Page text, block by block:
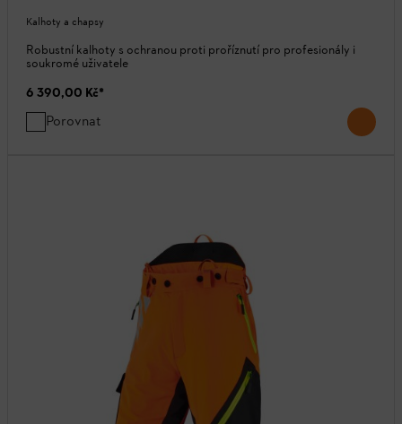
Kalhoty a chapsy
Robustní kalhoty s ochranou proti proříznutí pro profesionály i
soukromé uživatele
6 390,00 Kč*
Porovnat